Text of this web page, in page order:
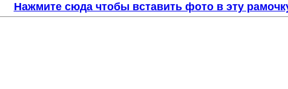
Нажмите сюда чтобы вставить фото в эту